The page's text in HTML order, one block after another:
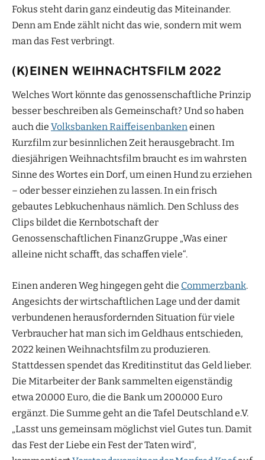
Fokus steht darin ganz eindeutig das Miteinander.
Denn am Ende zählt nicht das wie, sondern mit wem
man das Fest verbringt.
(K)EINEN WEIHNACHTSFILM 2022
Welches Wort könnte das genossenschaftliche Prinzip
besser beschreiben als Gemeinschaft? Und so haben
auch die Volksbanken Raiffeisenbankeneinen
Kurzfilm zur besinnlichen Zeit herausgebracht. Im
diesjährigen Weihnachtsfilm braucht es im wahrsten
Sinne des Wortes ein Dorf, um einen Hund zu erziehen
– oder besser einziehen zu lassen. In ein frisch
gebautes Lebkuchenhaus nämlich. Den Schluss des
Clips bildet die Kernbotschaft der
Genossenschaftlichen FinanzGruppe „Was einer
alleine nicht schafft, das schaffen viele“.
Einen anderen Weg hingegen geht die Commerzbank.
Angesichts der wirtschaftlichen Lage und der damit
verbundenen herausfordernden Situation für viele
Verbraucher hat man sich im Geldhaus entschieden,
2022 keinen Weihnachtsfilm zu produzieren.
Stattdessen spendet das Kreditinstitut das Geld lieber.
Die Mitarbeiter der Bank sammelten eigenständig
etwa 20.000 Euro, die die Bank um 200.000 Euro
ergänzt. Die Summe geht an die Tafel Deutschland e.V.
„Lasst uns gemeinsam möglichst viel Gutes tun. Damit
das Fest der Liebe ein Fest der Taten wird“,